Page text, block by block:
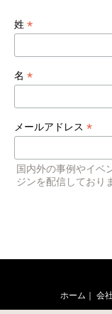
姓 *
名 *
メールアドレス *
国内外の事例やイベ
ジンを配信しており
ホーム｜ 会